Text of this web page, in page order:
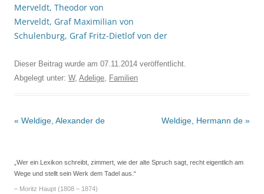
Merveldt, Theodor von
Merveldt, Graf Maximilian von
Schulenburg, Graf Fritz-Dietlof von der
Dieser Beitrag wurde am 07.11.2014 veröffentlicht.
Abgelegt unter: W, Adelige, Familien
Beitrags-
« Weldige, Alexander de Weldige, Hermann de »
„Wer ein Lexikon schreibt, zimmert, wie der alte Spruch sagt, recht eigentlich am
Wege und stellt sein Werk dem Tadel aus.“
– Moritz Haupt (1808 – 1874)